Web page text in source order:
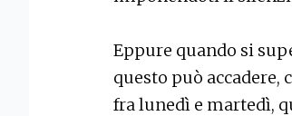
Eppure quando si
questo può
fra lunedì e martedì,